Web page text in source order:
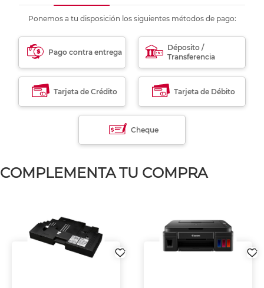
Ponemos a tu disposición los siguientes métodos de pago:
Pago contra entrega
Déposito /
Transferencia
Tarjeta de Crédito Tarjeta de Débito
Cheque
COMPLEMENTA TU COMPRA